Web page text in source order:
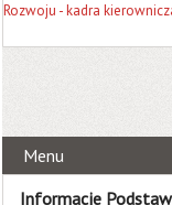
Rozwoju - kadra
Menu
Informacje